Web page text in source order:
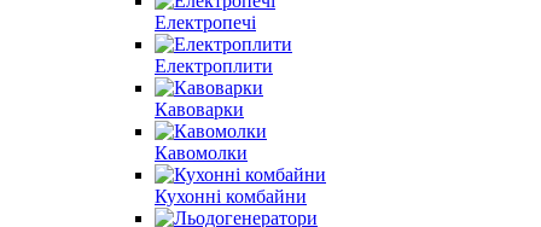
Електропечі
Електроплити
Кавоварки
Кавомолки
Кухонні комбайни